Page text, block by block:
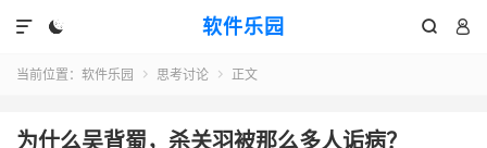
软件乐园 
 

当前位置： 软件乐园  思考讨论  正文
为什么吴背蜀，杀关羽被那么多人诟病？